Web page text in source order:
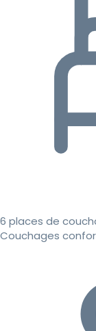
6 places de
Couchages